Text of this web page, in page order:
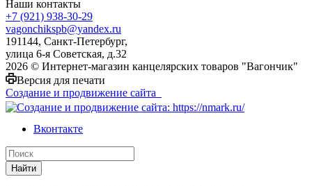
Наши контакты
+7 (921) 938-30-29
vagonchikspb@yandex.ru
191144, Санкт-Петербург,
улица 6-я Советская, д.32
2026 © Интернет-магазин канцелярских товаров "Вагончик"
Версия для печати
Создание и продвижение сайта
Вконтакте
Найти